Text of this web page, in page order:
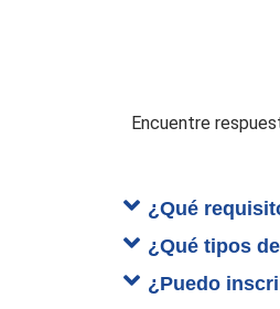
Encuentre
¿Qué
¿Qué tipos
¿Puedo